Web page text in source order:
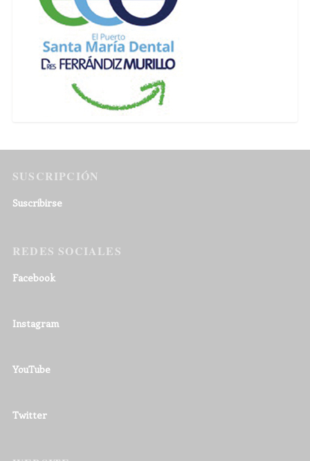
SUSCRIPCIÓN
Suscribirse
REDES SOCIALES
Facebook
Instagram
YouTube
Twitter